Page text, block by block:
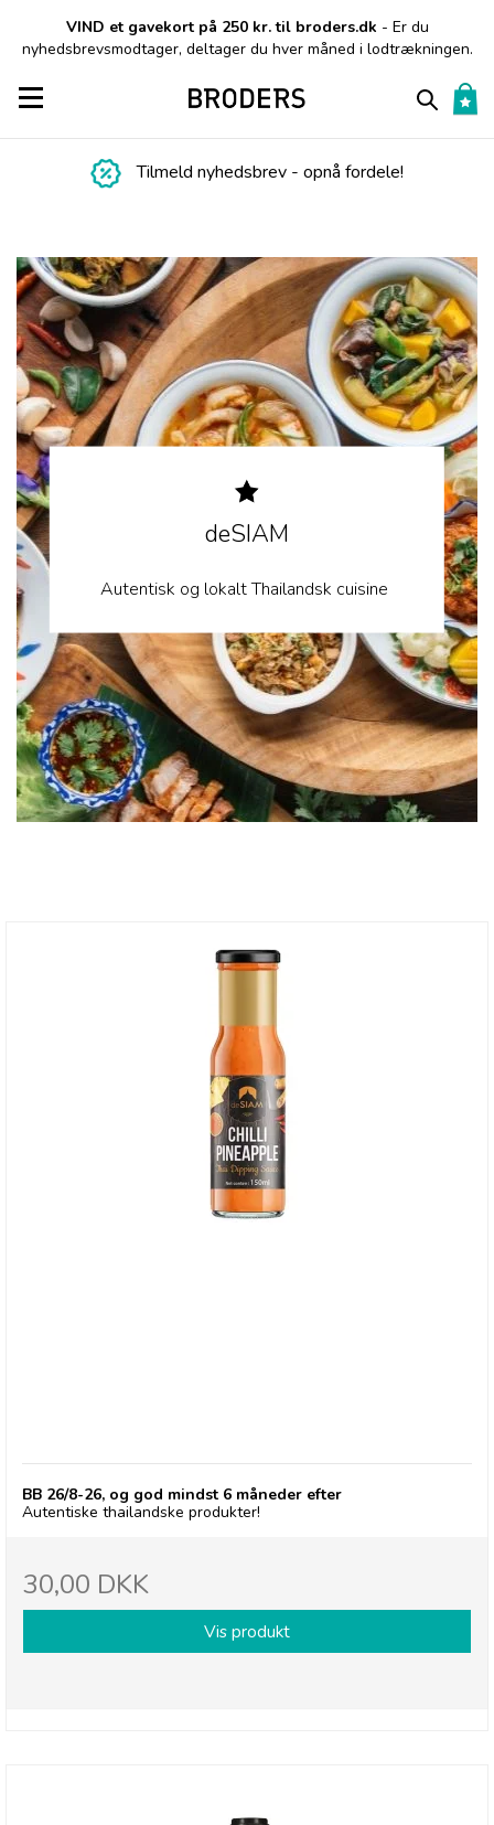
VIND et gavekort på 250 kr. til broders.dk - Er du
nyhedsbrevsmodtager, deltager du hver måned i lodtrækningen.
Toggle navigation
Tilmeld nyhedsbrev - opnå fordele!
deSIAM
Autentisk og lokalt Thailandsk cuisine
BB 26/8-26, og god mindst 6 måneder efter
Autentiske thailandske produkter!
30,00 DKK
Vis produkt